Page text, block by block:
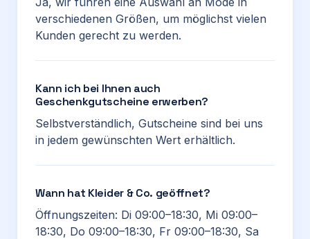
verschiedenen Größen, um möglichst vielen
Kunden gerecht zu werden.
Kann ich bei Ihnen auch
Geschenkgutscheine erwerben?
Selbstverständlich, Gutscheine sind bei uns
in jedem gewünschten Wert erhältlich.
Wann hat Kleider & Co. geöffnet?
Öffnungszeiten: Di 09:00–18:30, Mi 09:00–
18:30, Do 09:00–18:30, Fr 09:00–18:30, Sa